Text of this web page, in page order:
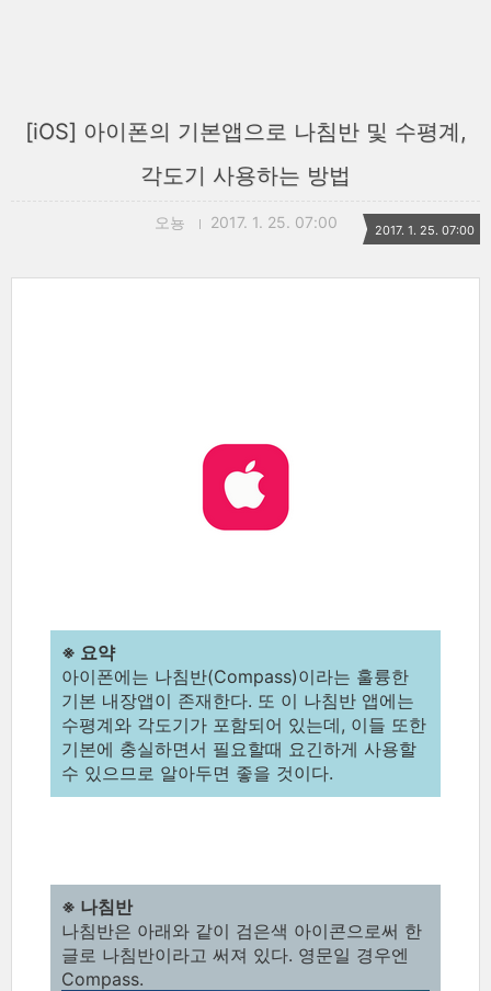
[iOS] 아이폰의 기본앱으로 나침반 및 수평계,
각도기 사용하는 방법
오뇽 2017. 1. 25. 07:00 2017. 1. 25. 07:00
※ 요약
아이폰에는 나침반(Compass)이라는 훌륭한
기본 내장앱이 존재한다. 또 이 나침반 앱에는
수평계와 각도기가 포함되어 있는데, 이들 또한
기본에 충실하면서 필요할때 요긴하게 사용할
수 있으므로 알아두면 좋을 것이다.
※ 나침반
나침반은 아래와 같이 검은색 아이콘으로써 한
글로 나침반이라고 써져 있다. 영문일 경우엔
Compass.